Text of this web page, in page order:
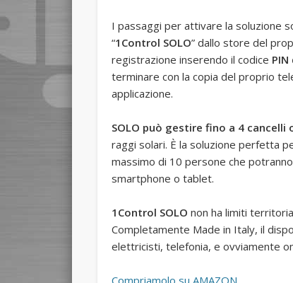
I passaggi per attivare la soluzione
“1Control SOLO” dallo store del
registrazione inserendo il codice
terminare con la copia del proprio
applicazione.
SOLO può gestire fino a 4
raggi solari. È la soluzione perfetta
massimo di 10 persone che
smartphone o tablet.
1Control SOLO non ha limiti
Completamente Made in Italy, il
elettricisti, telefonia, e ovviamente